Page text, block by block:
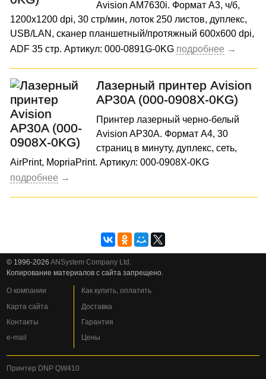
Avision AM7630i. Формат А3, ч/б,
1200x1200 dpi, 30 стр/мин, лоток 250 листов, дуплекс,
USB/LAN, сканер планшетный/протяжный 600x600 dpi,
ADF 35 стр. Артикул: 000-0891G-0KG
Лазерный принтер Avision
AP30A (000-0908X-0KG)
Принтер лазерный черно-белый
Avision AP30A. Формат A4, 30
страниц в минуту, дуплекс, сеть,
AirPrint, MopriaPrint. Артикул: 000-0908X-0KG
© 1996-2026ANSystem Company Ltd.
Копирование материалов с сайта запрещено.
О компании
Карта сайта
Контакты
e-mail
Как купить, оплатить
Доставка
Гарантия
Цены
Принтер DNP QW410